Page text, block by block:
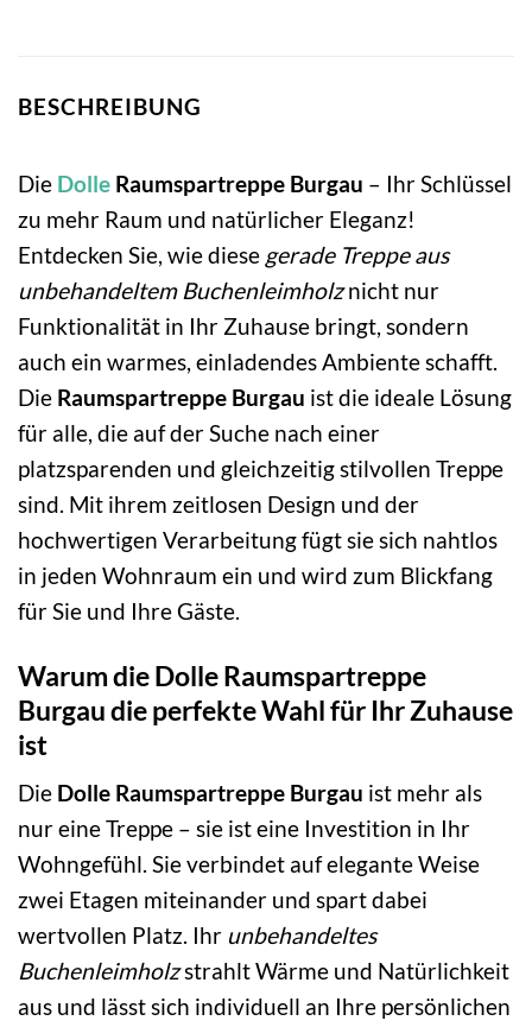
BESCHREIBUNG
Die Dolle Raumspartreppe Burgau – Ihr Schlüssel
zu mehr Raum und natürlicher Eleganz!
Entdecken Sie, wie diese gerade Treppe aus
unbehandeltem Buchenleimholznicht nur
Funktionalität in Ihr Zuhause bringt, sondern
auch ein warmes, einladendes Ambiente schafft.
Die Raumspartreppe Burgau ist die ideale Lösung
für alle, die auf der Suche nach einer
platzsparenden und gleichzeitig stilvollen Treppe
sind. Mit ihrem zeitlosen Design und der
hochwertigen Verarbeitung fügt sie sich nahtlos
in jeden Wohnraum ein und wird zum Blickfang
für Sie und Ihre Gäste.
Warum die Dolle Raumspartreppe
Burgau die perfekte Wahl für Ihr Zuhause
ist
Die Dolle Raumspartreppe Burgau ist mehr als
nur eine Treppe – sie ist eine Investition in Ihr
Wohngefühl. Sie verbindet auf elegante Weise
zwei Etagen miteinander und spart dabei
wertvollen Platz. Ihr unbehandeltes
Buchenleimholzstrahlt Wärme und Natürlichkeit
aus und lässt sich individuell an Ihre persönlichen